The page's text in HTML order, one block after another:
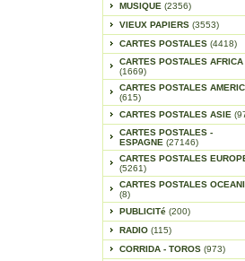
MUSIQUE (2356)
VIEUX PAPIERS (3553)
CARTES POSTALES (4418)
CARTES POSTALES AFRICA
(1669)
CARTES POSTALES
(615)
CARTES POSTALES ASIE
CARTES POSTALES -
ESPAGNE (27146)
CARTES POSTALES
(5261)
CARTES POSTALES
(8)
PUBLICITé (200)
RADIO (115)
CORRIDA - TOROS (973)